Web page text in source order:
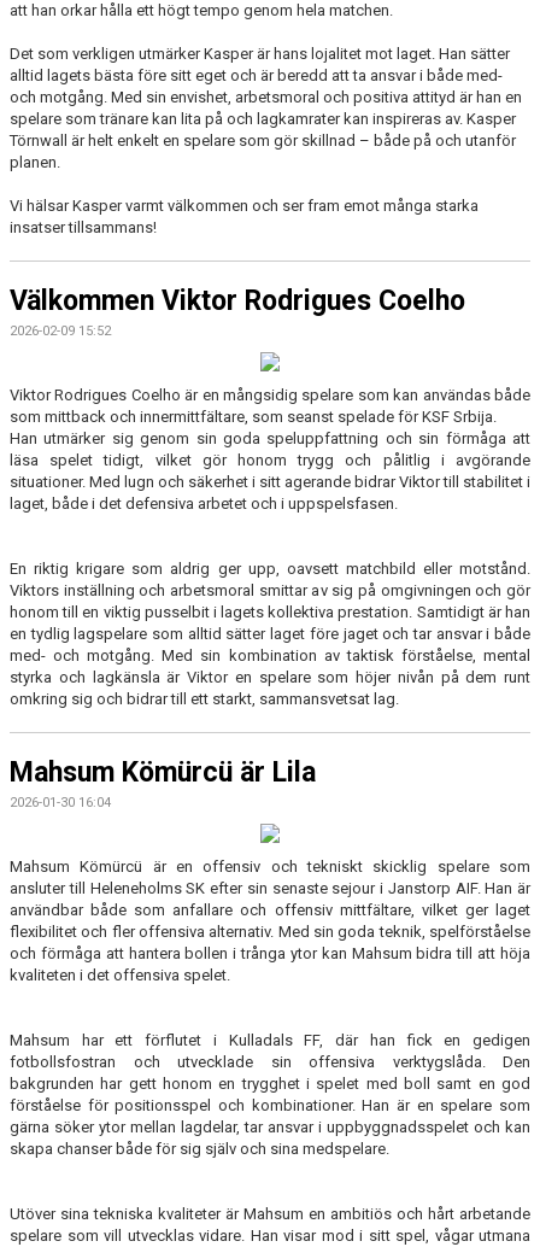
att han orkar hålla ett högt tempo genom hela matchen.
Det som verkligen utmärker Kasper är hans lojalitet mot laget. Han sätter
alltid lagets bästa före sitt eget och är beredd att ta ansvar i både med-
och motgång. Med sin envishet, arbetsmoral och positiva attityd är han en
spelare som tränare kan lita på och lagkamrater kan inspireras av. Kasper
Törnwall är helt enkelt en spelare som gör skillnad – både på och utanför
planen.
Vi hälsar Kasper varmt välkommen och ser fram emot många starka
insatser tillsammans!
Välkommen Viktor Rodrigues Coelho
2026-02-09 15:52
Viktor Rodrigues Coelho är en mångsidig spelare som kan användas både
som mittback och innermittfältare, som seanst spelade för KSF Srbija.
Han utmärker sig genom sin goda speluppfattning och sin förmåga att
läsa spelet tidigt, vilket gör honom trygg och pålitlig i avgörande
situationer. Med lugn och säkerhet i sitt agerande bidrar Viktor till stabilitet i
laget, både i det defensiva arbetet och i uppspelsfasen.
En riktig krigare som aldrig ger upp, oavsett matchbild eller motstånd.
Viktors inställning och arbetsmoral smittar av sig på omgivningen och gör
honom till en viktig pusselbit i lagets kollektiva prestation. Samtidigt är han
en tydlig lagspelare som alltid sätter laget före jaget och tar ansvar i både
med- och motgång. Med sin kombination av taktisk förståelse, mental
styrka och lagkänsla är Viktor en spelare som höjer nivån på dem runt
omkring sig och bidrar till ett starkt, sammansvetsat lag.
Mahsum Kömürcü är Lila
2026-01-30 16:04
Mahsum Kömürcü är en offensiv och tekniskt skicklig spelare som
ansluter till Heleneholms SK efter sin senaste sejour i Janstorp AIF. Han är
användbar både som anfallare och offensiv mittfältare, vilket ger laget
flexibilitet och fler offensiva alternativ. Med sin goda teknik, spelförståelse
och förmåga att hantera bollen i trånga ytor kan Mahsum bidra till att höja
kvaliteten i det offensiva spelet.
Mahsum har ett förflutet i Kulladals FF, där han fick en gedigen
fotbollsfostran och utvecklade sin offensiva verktygslåda. Den
bakgrunden har gett honom en trygghet i spelet med boll samt en god
förståelse för positionsspel och kombinationer. Han är en spelare som
gärna söker ytor mellan lagdelar, tar ansvar i uppbyggnadsspelet och kan
skapa chanser både för sig själv och sina medspelare.
Utöver sina tekniska kvaliteter är Mahsum en ambitiös och hårt arbetande
spelare som vill utvecklas vidare. Han visar mod i sitt spel, vågar utmana